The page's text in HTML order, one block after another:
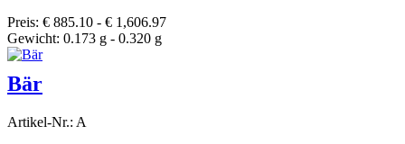
Preis: € 885.10 - € 1,606.97
Gewicht: 0.173 g - 0.320 g
Bär
Artikel-Nr.: A